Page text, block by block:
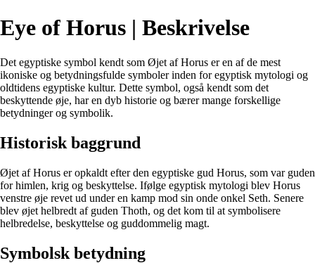
Eye of Horus | Beskrivelse
Det egyptiske symbol kendt som Øjet af Horus er en af de mest
ikoniske og betydningsfulde symboler inden for egyptisk mytologi og
oldtidens egyptiske kultur. Dette symbol, også kendt som det
beskyttende øje, har en dyb historie og bærer mange forskellige
betydninger og symbolik.
Historisk baggrund
Øjet af Horus er opkaldt efter den egyptiske gud Horus, som var guden
for himlen, krig og beskyttelse. Ifølge egyptisk mytologi blev Horus
venstre øje revet ud under en kamp mod sin onde onkel Seth. Senere
blev øjet helbredt af guden Thoth, og det kom til at symbolisere
helbredelse, beskyttelse og guddommelig magt.
Symbolsk betydning